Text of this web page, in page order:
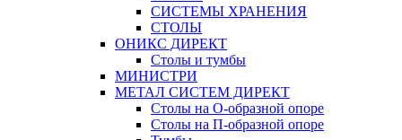
СИСТЕМЫ ХРАНЕНИЯ
СТОЛЫ
ОНИКС ДИРЕКТ
Столы и тумбы
МИНИСТРИ
МЕТАЛ СИСТЕМ ДИРЕКТ
Столы на О-образной опоре
Столы на П-образной опоре